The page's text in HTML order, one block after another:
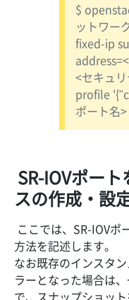
$
ットワー
fixed-ip
<セキュ
profile
ポート名>
SR-IOVポー
スの作成・設
ここでは、SR-IOVポ
方法を記述します。
なお既存のインスタ
ラーとなった場合は
で、スナップショッ